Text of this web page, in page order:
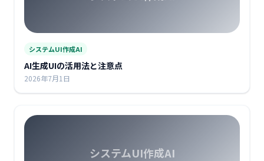
システムUI作成AI
AI生成UIの活用法と注意点
2026年7月1日
システムUI作成AI